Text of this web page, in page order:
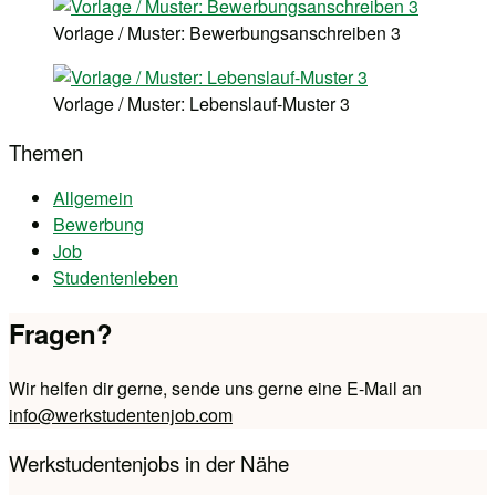
Vorlage / Muster: Bewerbungsanschreiben 3
Vorlage / Muster: Lebenslauf-Muster 3
Themen
Allgemein
Bewerbung
Job
Studentenleben
Fragen?
Wir helfen dir gerne, sende uns gerne eine E-Mail an
info@werkstudentenjob.com
Werkstudentenjobs in der Nähe